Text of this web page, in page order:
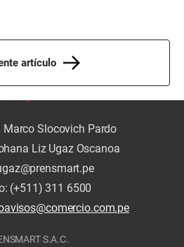
artículo
Marco Slocovich Pardo
Liz Ugaz Oscanoa
(+511) 311 6500
S.A.C.